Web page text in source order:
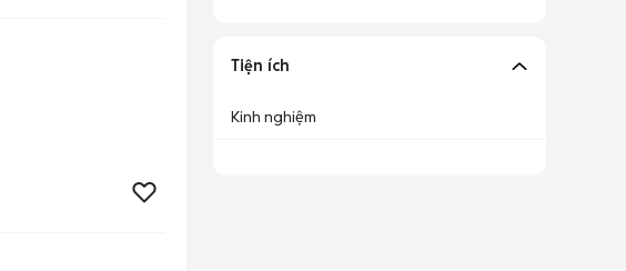
Tiện ích
Kinh nghiệm